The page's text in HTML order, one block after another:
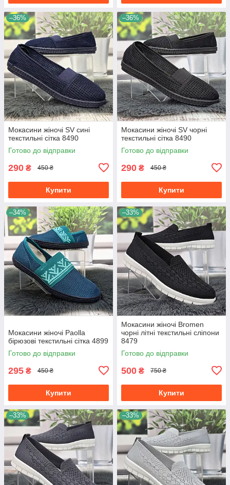
–36%
Мокасини жіночі SV сині
текстильні сітка 8490
Готово до відправки
290 ₴ 450 ₴
Купити
–36%
Мокасини жіночі SV чорні
текстильні сітка 8490
Готово до відправки
290 ₴ 450 ₴
Купити
–34%
Мокасини жіночі Paolla
бірюзові текстильні сітка 4899
Готово до відправки
295 ₴ 450 ₴
Купити
–33%
Мокасини жіночі Bromen
чорні літні текстильні сліпони
8479
Готово до відправки
500 ₴ 750 ₴
Купити
–33% –33%